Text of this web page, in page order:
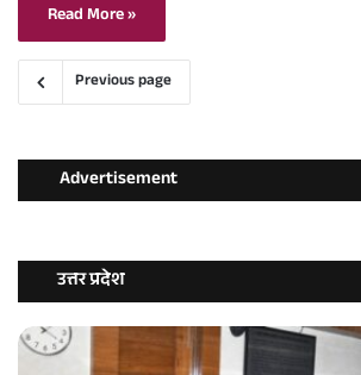
Read More »
Previous page
Advertisement
उत्तर प्रदेश